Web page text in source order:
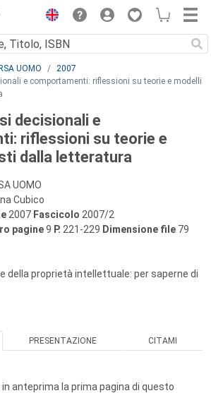
UOMO
2007
e comportamenti: riflessioni su teorie e modelli
decisionali e
riflessioni su teorie e
dalla letteratura
UOMO
Cubico
2007 Fascicolo 2007/2
pagine9 P. 221-229 Dimensione file 79
della proprietà intellettuale: per saperne di
PRESENTAZIONE CITAMI
anteprima la prima pagina di questo